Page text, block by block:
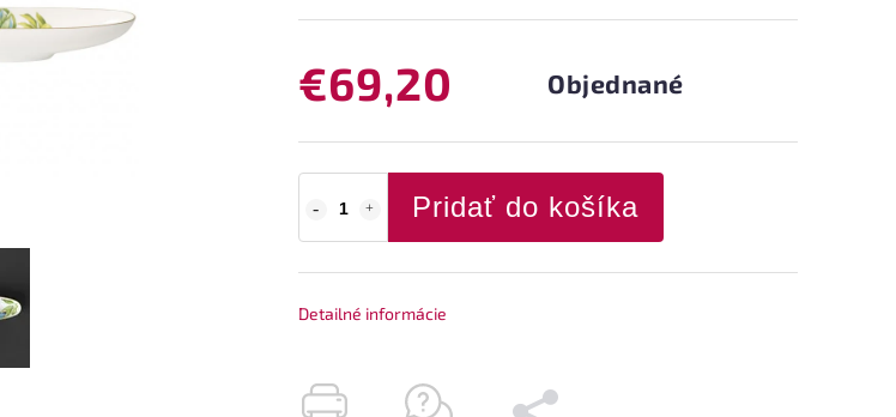
€69,20 Objednané
Pridať do košíka
Detailné informácie